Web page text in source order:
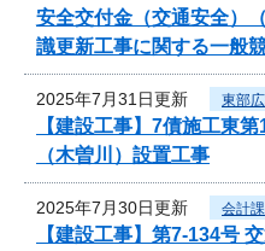
安全交付金（交通安全）
識更新工事に関する一般
2025年7月31日更新 東部
【建設工事】7債施工東
（木曽川）設置工事
2025年7月30日更新 会計課
【建設工事】第7-134号